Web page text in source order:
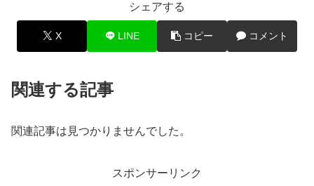
シェアする
X LINE コピー コメント
関連する記事
関連記事は見つかりませんでした。
スポンサーリンク